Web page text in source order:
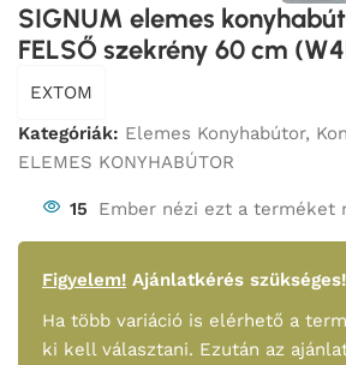
SIGNUM elemes
FELSŐ szekrény 60 cm
EXTOM
Kategóriák: Elemes Konyhabútor,
ELEMES KONYHABÚTOR
15 Ember nézi ezt a terméket
Figyelem! Ajánlatkérés szükséges!
Ha több variáció is elérhető a
ki kell választani. Ezután az